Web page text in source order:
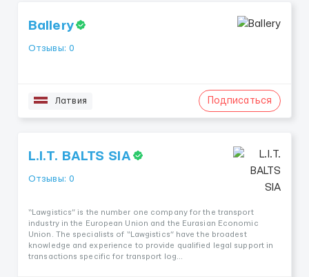
Ballery
Отзывы: 0
Латвия Подписаться
L.I.T. BALTS SIA
Отзывы: 0
“Lawgistics” is the number one company for the transport
industry in the European Union and the Eurasian Economic
Union. The specialists of “Lawgistics” have the broadest
knowledge and experience to provide qualified legal support in
transactions specific for transport log...